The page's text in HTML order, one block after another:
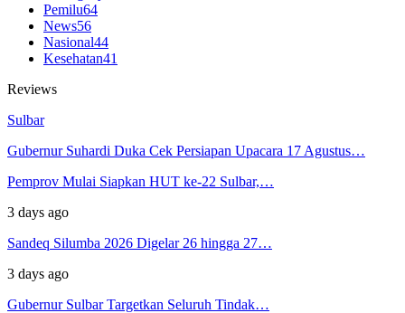
Pemilu64
News56
Nasional44
Kesehatan41
Reviews
Sulbar
Gubernur Suhardi Duka Cek Persiapan Upacara 17 Agustus…
Pemprov Mulai Siapkan HUT ke-22 Sulbar,…
3 days ago
Sandeq Silumba 2026 Digelar 26 hingga 27…
3 days ago
Gubernur Sulbar Targetkan Seluruh Tindak…